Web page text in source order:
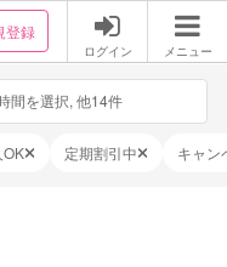
登録
ログイン メニュー
間を選択, 他14件
定期割引中 キャン